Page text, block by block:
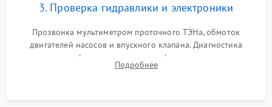
3. Проверка гидравлики и электроники
Прозвонка мультиметром проточного ТЭНа, обмоток
двигателей насосов и впускного клапана. Диагностика
прессостата (датчика уровня воды), датчика мутности,
концевика дверцы и электронного модуля управления.
Подробнее